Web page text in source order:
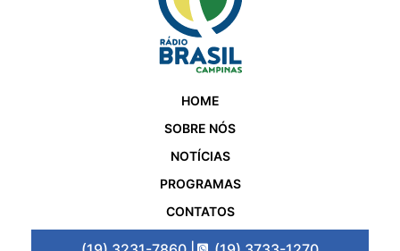
HOME
SOBRE NÓS
NOTÍCIAS
PROGRAMAS
CONTATOS